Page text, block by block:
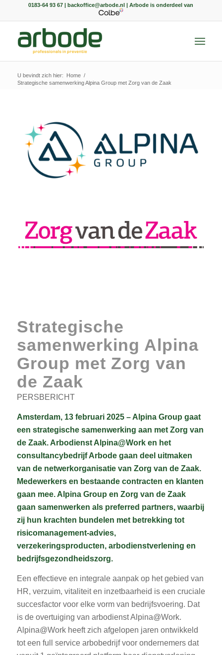
0183-64 93 67 | backoffice@arbode.nl | Arbode is onderdeel van
U bevindt zich hier: Home /
Strategische samenwerking Alpina Group met Zorg van de Zaak
Strategische
samenwerking Alpina
Group met Zorg van
de Zaak
PERSBERICHT
Amsterdam, 13 februari 2025 – Alpina Group gaat
een strategische samenwerking aan met Zorg van
de Zaak. Arbodienst Alpina@Work en het
consultancybedrijf Arbode gaan deel uitmaken
van de netwerkorganisatie van Zorg van de Zaak.
Medewerkers en bestaande contracten en klanten
gaan mee. Alpina Group en Zorg van de Zaak
gaan samenwerken als preferred partners, waarbij
zij hun krachten bundelen met betrekking tot
risicomanagement-advies,
verzekeringsproducten, arbodienstverlening en
bedrijfsgezondheidszorg.
Een effectieve en integrale aanpak op het gebied van
HR, verzuim, vitaliteit en inzetbaarheid is een cruciale
succesfactor voor elke vorm van bedrijfsvoering. Dat
is de overtuiging van arbodienst Alpina@Work.
Alpina@Work heeft zich afgelopen jaren ontwikkeld
tot een full service arbobedrijf voor ondernemers dat